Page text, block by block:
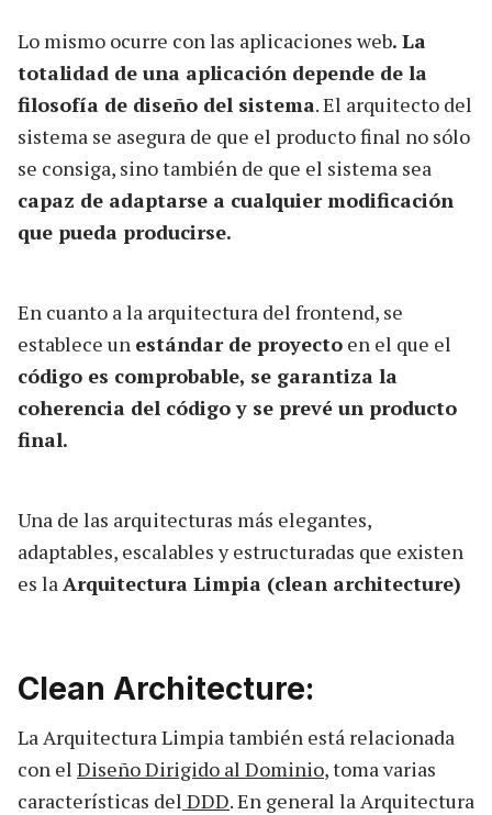
Lo mismo ocurre con las aplicaciones web. La
totalidad de una aplicación depende de la
filosofía de diseño del sistema. El arquitecto del
sistema se asegura de que el producto final no sólo
se consiga, sino también de que el sistema sea
capaz de adaptarse a cualquier modificación
que pueda producirse.
En cuanto a la arquitectura del frontend, se
establece un estándar de proyecto en el que el
código es comprobable, se garantiza la
coherencia del código y se prevé un producto
final.
Una de las arquitecturas más elegantes,
adaptables, escalables y estructuradas que existen
es laArquitectura Limpia (clean architecture)
Clean Architecture:
La Arquitectura Limpia también está relacionada
con el Diseño Dirigido al Dominio, toma varias
características del DDD. En general la Arquitectura